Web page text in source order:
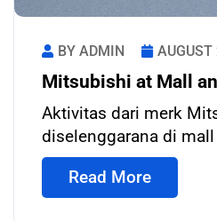
BY ADMIN
Mitsubishi at Mall
Aktivitas dari merk
diselenggarana di
Read More